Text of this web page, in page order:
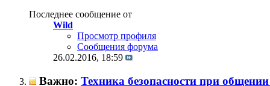
Последнее сообщение от
Wild
Просмотр профиля
Сообщения форума
26.02.2016, 18:59
Важно: Техника безопасности при